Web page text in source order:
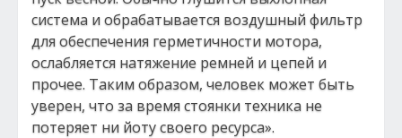
система и обрабатывается воздушный фильтр
для обеспечения герметичности мотора,
ослабляется натяжение ремней и цепей и
прочее. Таким образом, человек может быть
уверен, что за время стоянки техника не
потеряет ни йоту своего ресурса».